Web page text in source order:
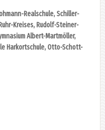
Realschule, Schiller-
Kreises, Rudolf-Steiner-
Albert-Martmöller,
Harkortschule, Otto-Schott-